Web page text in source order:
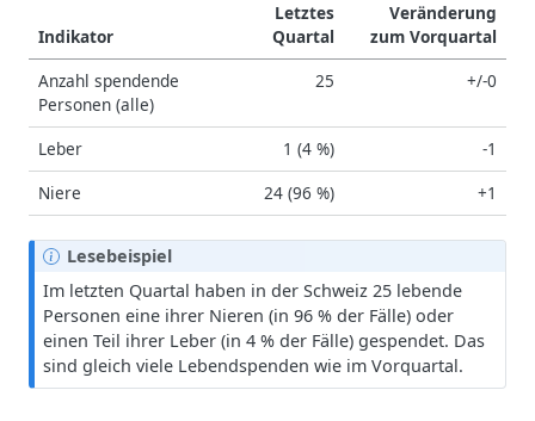
Indikator
Letztes
Quartal
Veränderung
zum Vorquartal
Anzahl spendende
Personen (alle)
25 +/-0
Leber 1 (4 %)
-1
Niere
24 (96 %) +1
H
e
Lesebeispiel
Im letzten Quartal haben in der Schweiz 25 lebende
Personen eine ihrer Nieren (in 96 % der Fälle) oder
einen Teil ihrer Leber (in 4 % der Fälle) gespendet. Das
sind gleich viele Lebendspenden wie im Vorquartal.